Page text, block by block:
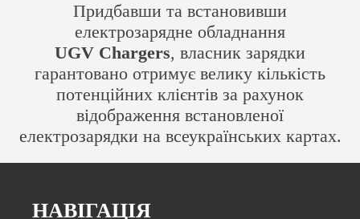
Придбавши та встановивши
електрозарядне обладнання
UGV Chargers, власник зарядки
гарантовано отримує велику кількість
потенційних клієнтів за рахунок
відображення встановленої
електрозарядки на всеукраїнських картах.
НАВІГАЦІЯ